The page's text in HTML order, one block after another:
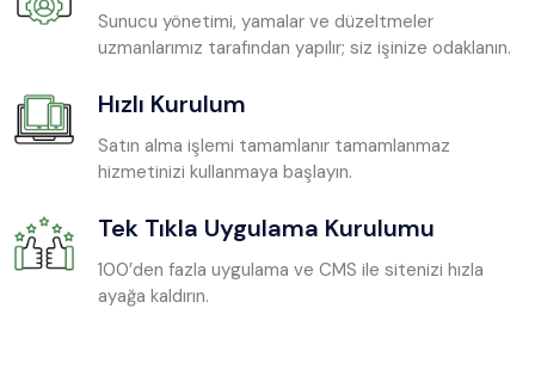
Sunucu yönetimi, yamalar ve düzeltmeler
uzmanlarımız tarafından yapılır; siz işinize odaklanın.
Hızlı Kurulum
Satın alma işlemi tamamlanır tamamlanmaz
hizmetinizi kullanmaya başlayın.
Tek Tıkla Uygulama Kurulumu
100’den fazla uygulama ve CMS ile sitenizi hızla
ayağa kaldırın.